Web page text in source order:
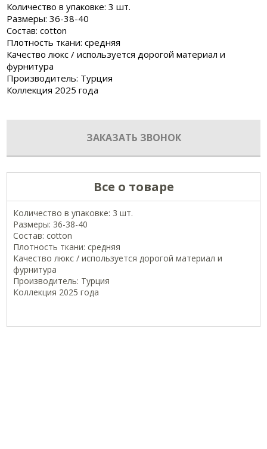
Количество в упаковке: 3 шт.
Размеры: 36-38-40
Состав: cotton
Плотность ткани: средняя
Качество люкс / используется дорогой материал и
фурнитура
Производитель: Турция
Коллекция 2025 года
ЗАКАЗАТЬ ЗВОНОК
Все о товаре
Количество в упаковке: 3 шт.
Размеры: 36-38-40
Состав: cotton
Плотность ткани: средняя
Качество люкс / используется дорогой материал и
фурнитура
Производитель: Турция
Коллекция 2025 года